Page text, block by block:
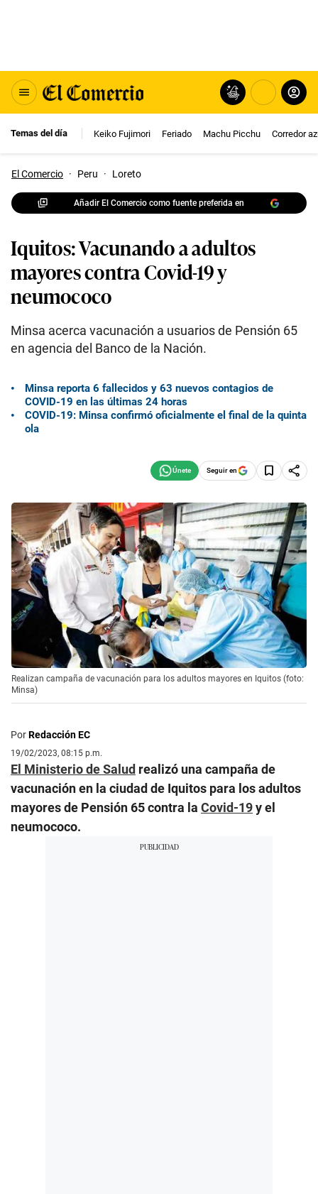
Temas del día Keiko Fujimori Feriado Machu Picchu Corredor
El Comercio · Peru · Loreto
Añadir El Comercio como fuente preferida en
Iquitos: Vacunando a adultos
mayores contra Covid-19 y
neumococo
Minsa acerca vacunación a usuarios de Pensión 65
en agencia del Banco de la Nación.
Minsa reporta 6 fallecidos y 63 nuevos contagios de
COVID-19 en las últimas 24 horas
COVID-19: Minsa confirmó oficialmente el final de la quinta
ola
Seguir en
Realizan campaña de vacunación para los adultos mayores en Iquitos (foto:
Minsa)
PorRedacción EC
19/02/2023, 08:15 p.m.
El Ministerio de Salud realizó una campaña de
vacunación en la ciudad de Iquitos para los adultos
mayores de Pensión 65 contra la Covid-19y el
neumococo.